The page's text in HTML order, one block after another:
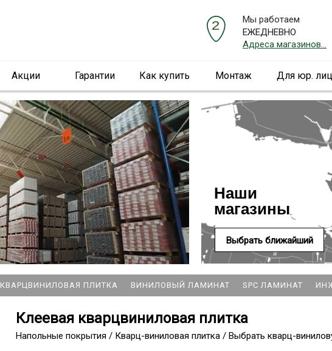
Мы работаем
ЕЖЕДНЕВНО
Адреса магазинов...
Акции Гарантии Как купить Монтаж Для юр. лиц
Наши
магазины
Выбрать ближайший
КВАРЦВИНИЛОВАЯ ПЛИТКА ВИНИЛОВЫЙ ЛАМИНАТ SPC ЛАМИНАТ
Клеевая кварцвиниловая плитка
Напольные покрытия / Кварц-виниловая плитка / Выбрать кварц-